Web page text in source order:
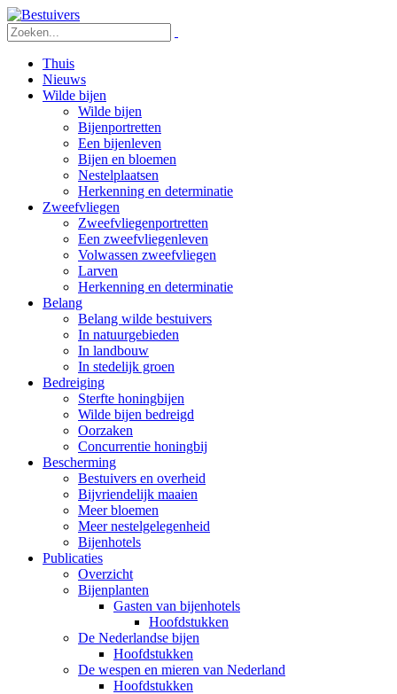
Thuis
Nieuws
Wilde bijen
Wilde bijen
Bijenportretten
Een bijenleven
Bijen en bloemen
Nestelplaatsen
Herkenning en determinatie
Zweefvliegen
Zweefvliegenportretten
Een zweefvliegenleven
Volwassen zweefvliegen
Larven
Herkenning en determinatie
Belang
Belang wilde bestuivers
In natuurgebieden
In landbouw
In stedelijk groen
Bedreiging
Sterfte honingbijen
Wilde bijen bedreigd
Oorzaken
Concurrentie honingbij
Bescherming
Bestuivers en overheid
Bijvriendelijk maaien
Meer bloemen
Meer nestelgelegenheid
Bijenhotels
Publicaties
Overzicht
Bijenplanten
Gasten van bijenhotels
Hoofdstukken
De Nederlandse bijen
Hoofdstukken
De wespen en mieren van Nederland
Hoofdstukken